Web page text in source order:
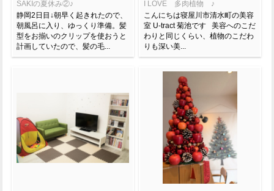
SAKIの夏休み②♪
静岡2日目↓朝早く起きれたので、
朝風呂に入り、ゆっくり準備。髪
型をお揃いのクリップを使おうと
計画していたので、髪の毛...
I LOVE 多肉植物 ♪
こんにちは寝屋川市清水町の美容
室 U-tract 菊池です 美容へのこだ
わりと同じくらい、植物のこだわ
りも深い美...